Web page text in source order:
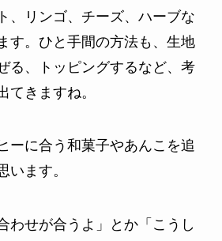
、リンゴ、チーズ、ハーブな
す。ひと手間の方法も、生地
る、トッピングするなど、考
てきますね。
ーに合う和菓子やあんこを追
います。
わせが合うよ」とか「こうし